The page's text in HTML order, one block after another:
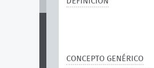
CONCEPTO GENÉRICO